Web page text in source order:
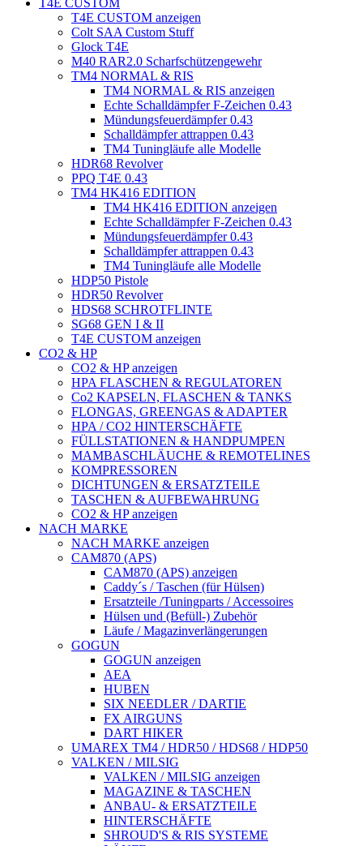
T4E CUSTOM
T4E CUSTOM anzeigen
Colt SAA Custom Stuff
Glock T4E
M40 RAR2.0 Scharfschützengewehr
TM4 NORMAL & RIS
TM4 NORMAL & RIS anzeigen
Echte Schalldämpfer F-Zeichen 0.43
Mündungsfeuerdämpfer 0.43
Schalldämpfer attrappen 0.43
TM4 Tuningläufe alle Modelle
HDR68 Revolver
PPQ T4E 0.43
TM4 HK416 EDITION
TM4 HK416 EDITION anzeigen
Echte Schalldämpfer F-Zeichen 0.43
Mündungsfeuerdämpfer 0.43
Schalldämpfer attrappen 0.43
TM4 Tuningläufe alle Modelle
HDP50 Pistole
HDR50 Revolver
HDS68 SCHROTFLINTE
SG68 GEN I & II
T4E CUSTOM anzeigen
CO2 & HP
CO2 & HP anzeigen
HPA FLASCHEN & REGULATOREN
Co2 KAPSELN, FLASCHEN & TANKS
FLONGAS, GREENGAS & ADAPTER
HPA / CO2 HINTERSCHÄFTE
FÜLLSTATIONEN & HANDPUMPEN
MAMBASCHLÄUCHE & REMOTELINES
KOMPRESSOREN
DICHTUNGEN & ERSATZTEILE
TASCHEN & AUFBEWAHRUNG
CO2 & HP anzeigen
NACH MARKE
NACH MARKE anzeigen
CAM870 (APS)
CAM870 (APS) anzeigen
Caddy´s / Taschen (für Hülsen)
Ersatzteile /Tuningparts / Accessoires
Hülsen und (Befüll-) Zubehör
Läufe / Magazinverlängerungen
GOGUN
GOGUN anzeigen
AEA
HUBEN
SIX NEEDLER / DARTIE
FX AIRGUNS
DART HIKER
UMAREX TM4 / HDR50 / HDS68 / HDP50
VALKEN / MILSIG
VALKEN / MILSIG anzeigen
MAGAZINE & TASCHEN
ANBAU- & ERSATZTEILE
HINTERSCHÄFTE
SHROUD'S & RIS SYSTEME